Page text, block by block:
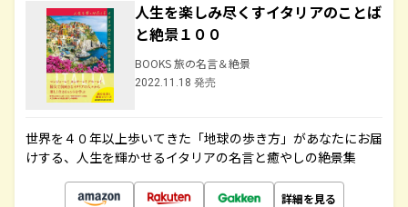
人生を楽しみ尽くすイタリアのことば
と絶景１００
BOOKS 旅の名言＆絶景
2022.11.18 発売
世界を４０年以上歩いてきた「地球の歩き方」があなたにお届
けする、人生を輝かせるイタリアの名言と癒やしの絶景集
詳細を見る